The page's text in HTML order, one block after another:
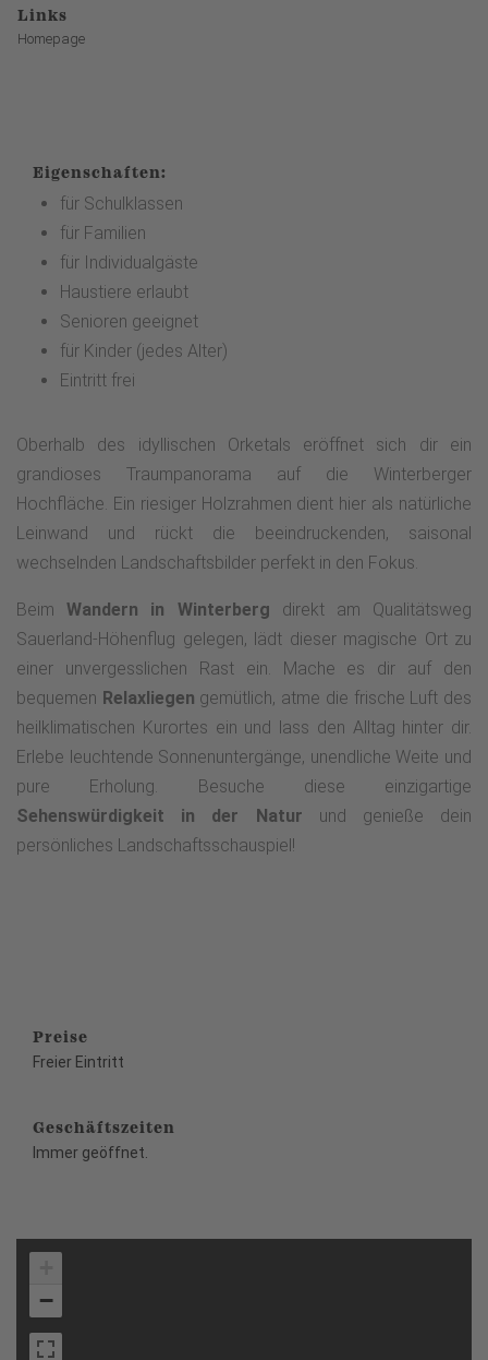
Links
Homepage
Eigenschaften:
für Schulklassen
für Familien
für Individualgäste
Haustiere erlaubt
Senioren geeignet
für Kinder (jedes Alter)
Eintritt frei
Oberhalb des idyllischen Orketals eröffnet sich dir ein
grandioses Traumpanorama auf die Winterberger
Hochfläche. Ein riesiger Holzrahmen dient hier als natürliche
Leinwand und rückt die beeindruckenden, saisonal
wechselnden Landschaftsbilder perfekt in den Fokus.
BeimWandern in Winterberg direkt am Qualitätsweg
Sauerland-Höhenflug gelegen, lädt dieser magische Ort zu
einer unvergesslichen Rast ein. Mache es dir auf den
bequemen Relaxliegen gemütlich, atme die frische Luft des
heilklimatischen Kurortes ein und lass den Alltag hinter dir.
Erlebe leuchtende Sonnenuntergänge, unendliche Weite und
pure Erholung. Besuche diese einzigartige
Sehenswürdigkeit in der Natur und genieße dein
persönliches Landschaftsschauspiel!
Preise
Freier Eintritt
Geschäftszeiten
Immer geöffnet.
−